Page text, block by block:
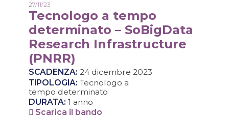
27/11/23
Tecnologo a tempo
determinato – SoBigData
Research Infrastructure
(PNRR)
SCADENZA: 24 dicembre 2023
TIPOLOGIA: Tecnologo a
tempo determinato
DURATA: 1 anno
Scarica il bando